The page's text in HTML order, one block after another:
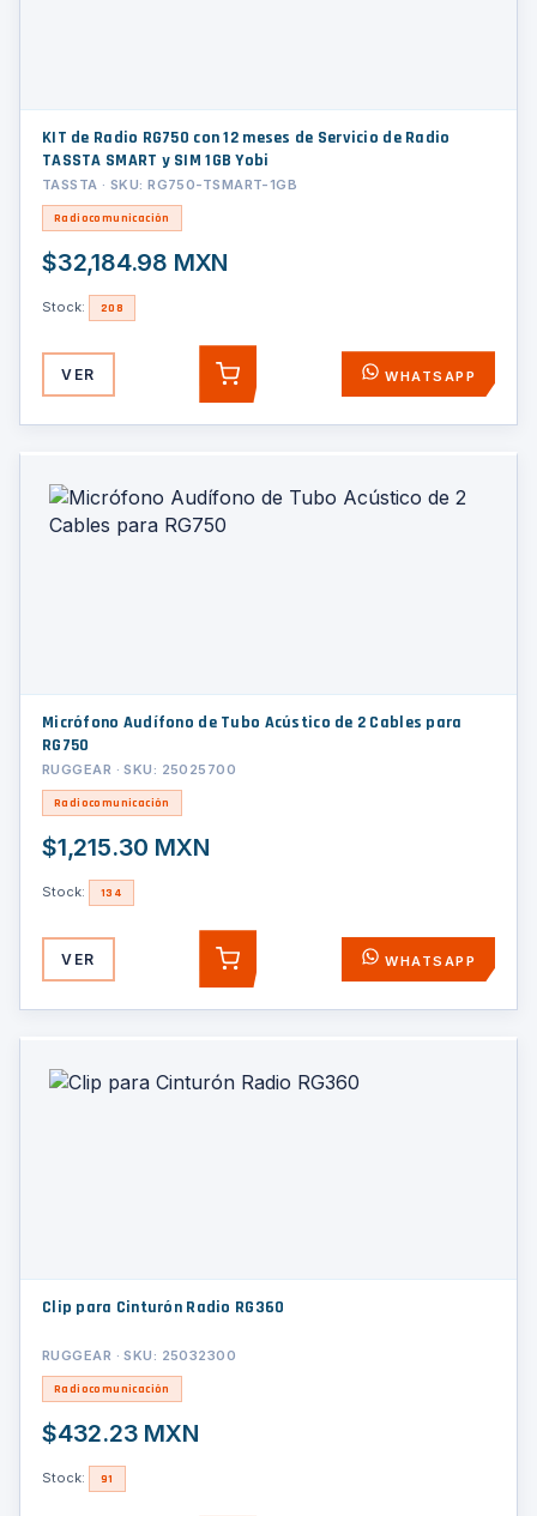
KIT de Radio RG750 con 12 meses de Servicio de Radio
TASSTA SMART y SIM 1GB Yobi
TASSTA · SKU: RG750-TSMART-1GB
Radiocomunicación
$32,184.98 MXN
Stock: 208
VER AGREGAR WHATSAPP
Micrófono Audífono de Tubo Acústico de 2 Cables para
RG750
RUGGEAR · SKU: 25025700
Radiocomunicación
$1,215.30 MXN
Stock: 134
VER AGREGAR WHATSAPP
Clip para Cinturón Radio RG360
RUGGEAR · SKU: 25032300
Radiocomunicación
$432.23 MXN
Stock: 91